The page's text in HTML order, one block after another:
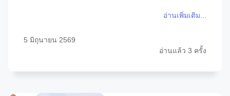
อ่านเพิ่มเติม...
5 มิถุนายน 2569
อ่านแล้ว 3 ครั้ง